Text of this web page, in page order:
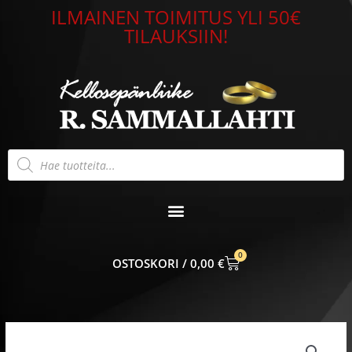
ILMAINEN TOIMITUS YLI 50€
TILAUKSIIN!
Products
search
0,00 €
0
CART